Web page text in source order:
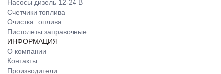
Насосы дизель 12-24 В
Счетчики топлива
Очистка топлива
Пистолеты заправочные
ИНФОРМАЦИЯ
О компании
Контакты
Производители